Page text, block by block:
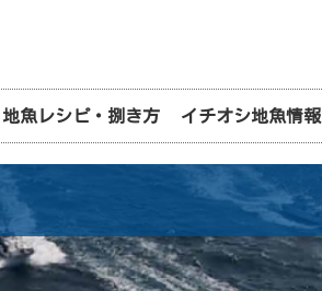
地魚レシピ・捌き方 イチオシ地魚情報